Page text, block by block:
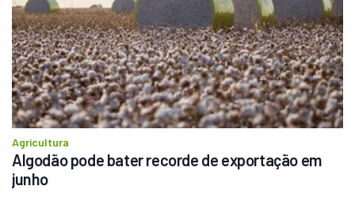
Agricultura
Algodão pode bater recorde de exportação em
junho